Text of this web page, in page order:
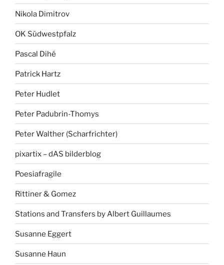
Nikola Dimitrov
OK Südwestpfalz
Pascal Dihé
Patrick Hartz
Peter Hudlet
Peter Padubrin-Thomys
Peter Walther (Scharfrichter)
pixartix – dAS bilderblog
Poesiafragile
Rittiner & Gomez
Stations and Transfers by Albert Guillaumes
Susanne Eggert
Susanne Haun